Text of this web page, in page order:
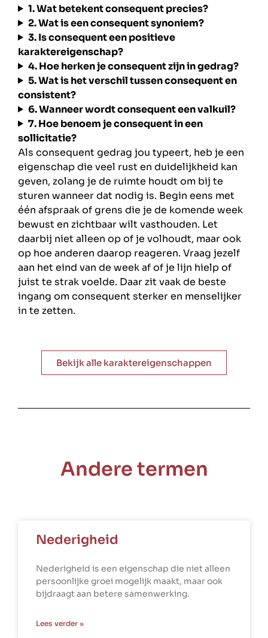
1. Wat betekent consequent precies?
2. Wat is een consequent synoniem?
3. Is consequent een positieve
karaktereigenschap?
4. Hoe herken je consequent zijn in gedrag?
5. Wat is het verschil tussen consequent en
consistent?
6. Wanneer wordt consequent een valkuil?
7. Hoe benoem je consequent in een
sollicitatie?
Als consequent gedrag jou typeert, heb je een
eigenschap die veel rust en duidelijkheid kan
geven, zolang je de ruimte houdt om bij te
sturen wanneer dat nodig is. Begin eens met
één afspraak of grens die je de komende week
bewust en zichtbaar wilt vasthouden. Let
daarbij niet alleen op of je volhoudt, maar ook
op hoe anderen daarop reageren. Vraag jezelf
aan het eind van de week af of je lijn hielp of
juist te strak voelde. Daar zit vaak de beste
ingang om consequent sterker en menselijker
in te zetten.
Bekijk alle karaktereigenschappen
Andere termen
Nederigheid
Nederigheid is een eigenschap die niet alleen
persoonlijke groei mogelijk maakt, maar ook
bijdraagt aan betere samenwerking.
Lees verder »